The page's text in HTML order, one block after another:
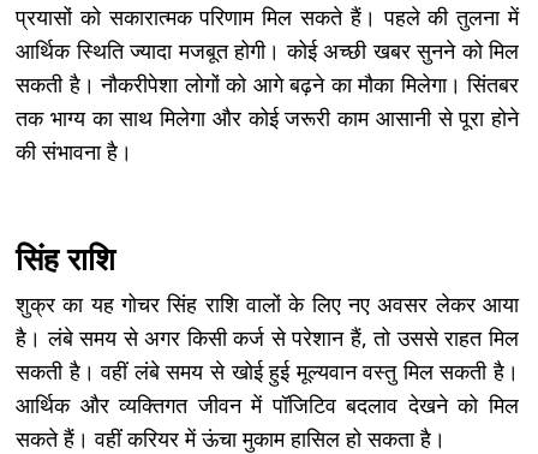
प्रयासों को सकारात्मक परिणाम मिल सकते हैं। पहले की तुलना में
आर्थिक स्थिति ज्यादा मजबूत होगी। कोई अच्छी खबर सुनने को मिल
सकती है। नौकरीपेशा लोगों को आगे बढ़ने का मौका मिलेगा। सिंतबर
तक भाग्य का साथ मिलेगा और कोई जरूरी काम आसानी से पूरा होने
की संभावना है।
सिंह राशि
शुक्र का यह गोचर सिंह राशि वालों के लिए नए अवसर लेकर आया
है। लंबे समय से अगर किसी कर्ज से परेशान हैं, तो उससे राहत मिल
सकती है। वहीं लंबे समय से खोई हुई मूल्यवान वस्तु मिल सकती है।
आर्थिक और व्यक्तिगत जीवन में पॉजिटिव बदलाव देखने को मिल
सकते हैं। वहीं करियर में ऊंचा मुकाम हासिल हो सकता है।